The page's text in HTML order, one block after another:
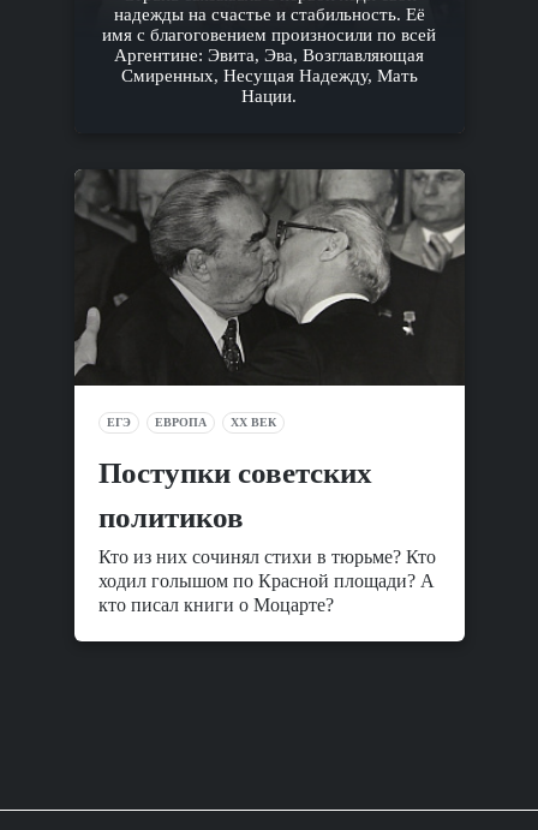
надежды на счастье и стабильность. Её
имя с благоговением произносили по всей
Аргентине: Эвита, Эва, Возглавляющая
Смиренных, Несущая Надежду, Мать
Нации.
ЕГЭ ЕВРОПА XX ВЕК
Поступки советских
политиков
Кто из них сочинял стихи в тюрьме? Кто
ходил голышом по Красной площади? А
кто писал книги о Моцарте?